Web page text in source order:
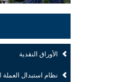
الأوراق النقدية
نظام استبدال العملة